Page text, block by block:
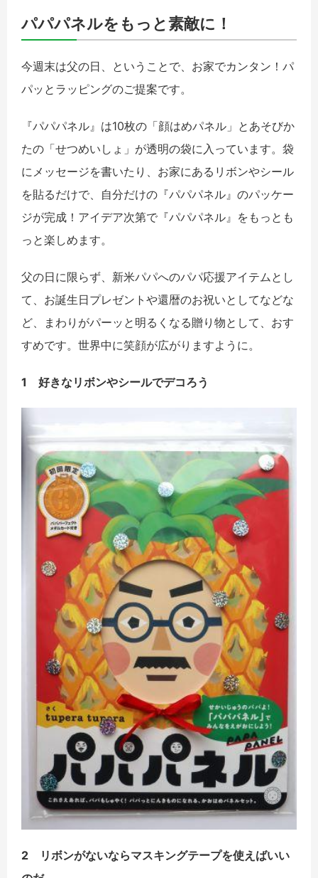
パパパネルをもっと素敵に！
今週末は父の日、ということで、お家でカンタン！パ
パッとラッピングのご提案です。
『パパパネル』は10枚の「顔はめパネル」とあそびか
たの「せつめいしょ」が透明の袋に入っています。袋
にメッセージを書いたり、お家にあるリボンやシール
を貼るだけで、自分だけの『パパパネル』のパッケー
ジが完成！アイデア次第で『パパパネル』をもっとも
っと楽しめます。
父の日に限らず、新米パパへのパパ応援アイテムとし
て、お誕生日プレゼントや還暦のお祝いとしてなどな
ど、まわりがパーッと明るくなる贈り物として、おす
すめです。世界中に笑顔が広がりますように。
1 好きなリボンやシールでデコろう
2 リボンがないならマスキングテープを使えばいい